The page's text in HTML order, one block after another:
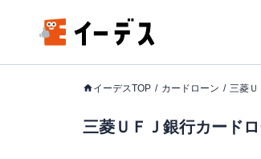
イーデスTOP カードローン 三菱Ｕ
三菱ＵＦＪ銀行カード